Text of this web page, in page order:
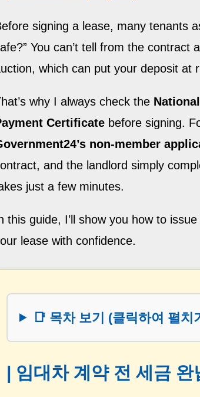
signing a lease, many tenants
You can’t tell from the
which can put your deposit at
why I always check the
Certificate before signing.
non‑member
and the landlord simply
just a few minutes.
this guide, I’ll show you how to
lease with confidence.
📑 목차 보기 (클릭하여 펼치
| 임대차 계약 전 세금